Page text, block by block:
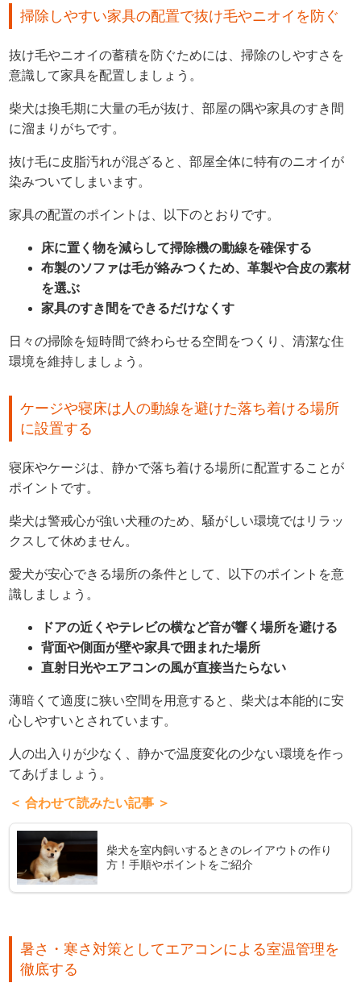
掃除しやすい家具の配置で抜け毛やニオイを防ぐ
抜け毛やニオイの蓄積を防ぐためには、掃除のしやすさを
意識して家具を配置しましょう。
柴犬は換毛期に大量の毛が抜け、部屋の隅や家具のすき間
に溜まりがちです。
抜け毛に皮脂汚れが混ざると、部屋全体に特有のニオイが
染みついてしまいます。
家具の配置のポイントは、以下のとおりです。
床に置く物を減らして掃除機の動線を確保する
布製のソファは毛が絡みつくため、革製や合皮の素材
を選ぶ
家具のすき間をできるだけなくす
日々の掃除を短時間で終わらせる空間をつくり、清潔な住
環境を維持しましょう。
ケージや寝床は人の動線を避けた落ち着ける場所
に設置する
寝床やケージは、静かで落ち着ける場所に配置することが
ポイントです。
柴犬は警戒心が強い犬種のため、騒がしい環境ではリラッ
クスして休めません。
愛犬が安心できる場所の条件として、以下のポイントを意
識しましょう。
ドアの近くやテレビの横など音が響く場所を避ける
背面や側面が壁や家具で囲まれた場所
直射日光やエアコンの風が直接当たらない
薄暗くて適度に狭い空間を用意すると、柴犬は本能的に安
心しやすいとされています。
人の出入りが少なく、静かで温度変化の少ない環境を作っ
てあげましょう。
＜ 合わせて読みたい記事 ＞
柴犬を室内飼いするときのレイアウトの作り
方！手順やポイントをご紹介
暑さ・寒さ対策としてエアコンによる室温管理を
徹底する